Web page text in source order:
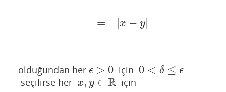
= |x − y
olduğundan her ϵ > 0
ϵ>0 için0 < δ ≤ ϵ
0<δ≤ ϵ
seçilirse her x, y ∈ R
x,y ∈ R için